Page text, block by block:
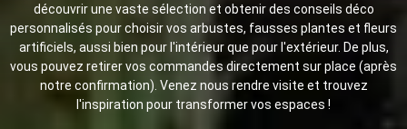
découvrir une vaste sélection et obtenir des conseils déco
personnalisés pour choisir vos arbustes, fausses plantes et fleurs
artificiels, aussi bien pour l'intérieur que pour l'extérieur. De plus,
vous pouvez retirer vos commandes directement sur place (après
notre confirmation). Venez nous rendre visite et trouvez
l'inspiration pour transformer vos espaces !